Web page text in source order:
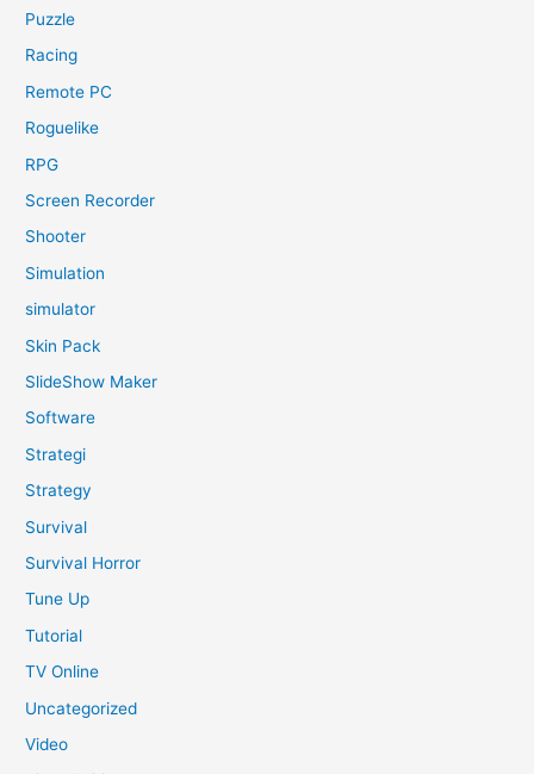
Puzzle
Racing
Remote PC
Roguelike
RPG
Screen Recorder
Shooter
Simulation
simulator
Skin Pack
SlideShow Maker
Software
Strategi
Strategy
Survival
Survival Horror
Tune Up
Tutorial
TV Online
Uncategorized
Video